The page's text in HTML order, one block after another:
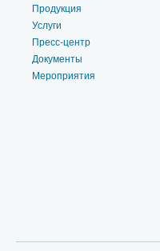
Продукция
Услуги
Пресс-центр
Документы
Мероприятия